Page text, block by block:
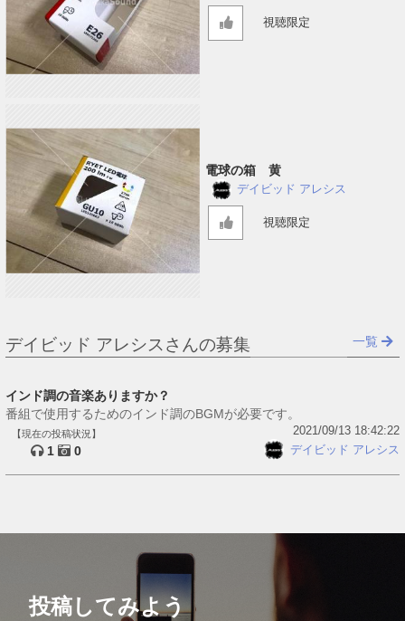
視聴限定
電球の箱 黄
デイビッド アレシス
視聴限定
デイビッド アレシスさんの募集 一覧
インド調の音楽ありますか？
番組で使用するためのインド調のBGMが必要です。
【現在の投稿状況】
1 0
2021/09/13 18:42:22
デイビッド アレシス
投稿してみよう